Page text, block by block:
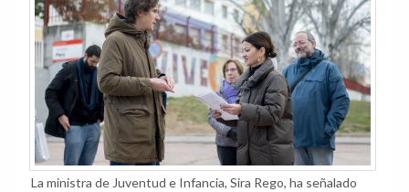
La ministra de Juventud e Infancia, Sira Rego, ha señalado